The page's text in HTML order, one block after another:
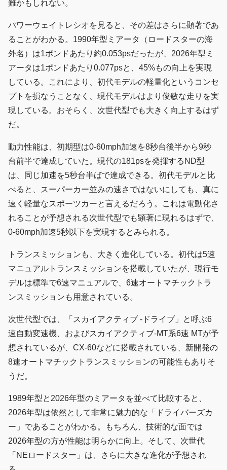
難かもしれない。
パワーウェイトレシオを見ると、その差はさらに顕著であ
ることがわかる。1990年型ミアータ（ロードスターの海
外名）は1ポンドあたり約0.053psだったが、2026年型ミ
アータは1ポンドあたり0.077psと、45%もの向上を実現
している。これにより、初代モデルの軽量化というコンセ
プトを損なうことなく、現代モデルはより俊敏な走りを実
現している。おそらく、次世代型でも大きく向上するはず
だ。
動力性能は、初期型は0-60mph加速を8秒台後半から9秒
台前半で達成していた。現代の181psを発揮するND型
は、同じ加速を5秒台半ばで達成できる。初代モデルと比
べると、スーパーカー並みの速さではないにしても、真に
速く軽量なスポーツカーと言えるだろう。これは電動化さ
れることが予想される次世代型でも顕著に現れるはずで、
0-60mph加速5秒以下を実現するとみられる。
トランスミッションも、大きく進化している。初代は5速
マニュアルトランスミッションを搭載していたが、現行モ
デルは標準で6速マニュアルで、6速オートマチックトラ
ンスミッションも用意されている。
次世代型では、「スカイアクティブ -ドライブ」と呼ぶ6
速自動変速機、およびスカイアクティブ‑MT系6速 MTが予
想されているが、CX‑60などに搭載されている、新開発の
8速オートマチックトランスミッションの可能性もありそ
うだ。
1989年型と2026年型のミアータを並べて比較すると、
2026年型は依然として非常に魅力的な「ドライバーズカ
ー」であることがわかる。もちろん、技術的な面では
2026年型の方が性能は明らかに向上。そして、次世代
「NEロードスター」は、さらに大きな進化が予想され